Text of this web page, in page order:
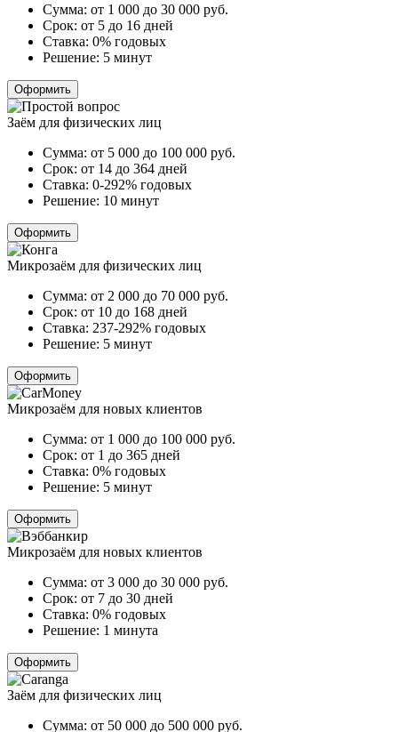
Сумма: от 1 000 до 30 000 руб.
Срок: от 5 до 16 дней
Ставка: 0% годовых
Решение: 5 минут
Оформить
Заём для физических лиц
Сумма: от 5 000 до 100 000 руб.
Срок: от 14 до 364 дней
Ставка: 0-292% годовых
Решение: 10 минут
Оформить
Микрозаём для физических лиц
Сумма: от 2 000 до 70 000 руб.
Срок: от 10 до 168 дней
Ставка: 237-292% годовых
Решение: 5 минут
Оформить
Микрозаём для новых клиентов
Сумма: от 1 000 до 100 000 руб.
Срок: от 1 до 365 дней
Ставка: 0% годовых
Решение: 5 минут
Оформить
Микрозаём для новых клиентов
Сумма: от 3 000 до 30 000 руб.
Срок: от 7 до 30 дней
Ставка: 0% годовых
Решение: 1 минута
Оформить
Заём для физических лиц
Сумма: от 50 000 до 500 000 руб.